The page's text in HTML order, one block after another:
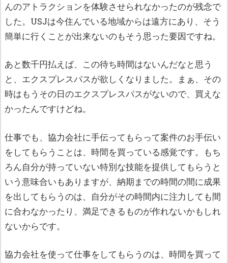
んのアトラクションを体験させられなかったのが残念で
した。USJは今住んでいる地域からは遠方にあり、そう
簡単に行くことが出来ないのもそう思った要因ですね。
あと数千円払えば、この待ち時間はないんだなと思う
と、エクスプレスパスが欲しくなりました。まぁ、その
時はもうその日のエクスプレスパスがないので、買えな
かったんですけどね。
仕事でも、協力会社に手伝ってもらって案件のお手伝い
をしてもらうことは、時間を買っている感覚です。もち
ろん自分が持っていない特別な技能を提供してもらうと
いう意味合いもありますが、納期までの時間の間に成果
を出してもらうのは、自分がその時間内に注力しても間
に合わなかったり、満足できるものが作れないかもしれ
ないからです。
協力会社を使って仕事をしてもらうのは、時間を買って